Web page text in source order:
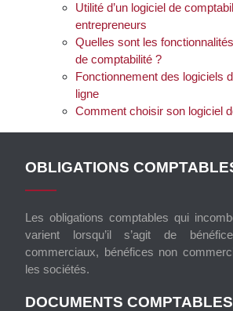
Utilité d’un logiciel de
entrepreneurs
Quelles sont les
de comptabilité ?
Fonctionnement des logiciels
ligne
Comment choisir son logiciel
OBLIGATIONS
Les obligations comptables qui
varient lorsqu’il s’agit de
commerciaux, bénéfices non
les sociétés.
DOCUMENTS COMPTABLES